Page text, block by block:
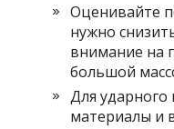
Оценивайте
нужно
внимание на
большой
Для
материалы и